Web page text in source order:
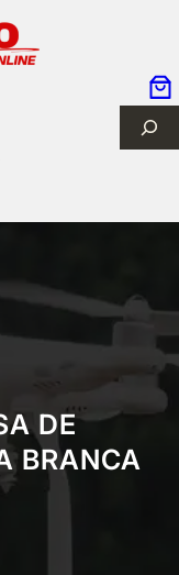
DE
BRANCA